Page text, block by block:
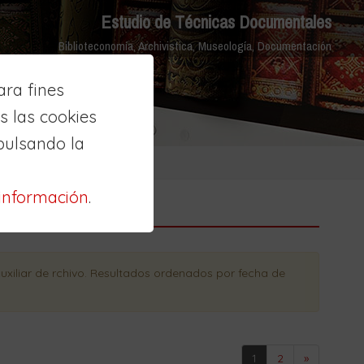
fines
las cookies
la
.
Estudio de Técnicas Documentales
Biblioteconomía, Archivistica, Museología, Documentación
de rchivo. Resultados ordenados por fecha de
1
2 »